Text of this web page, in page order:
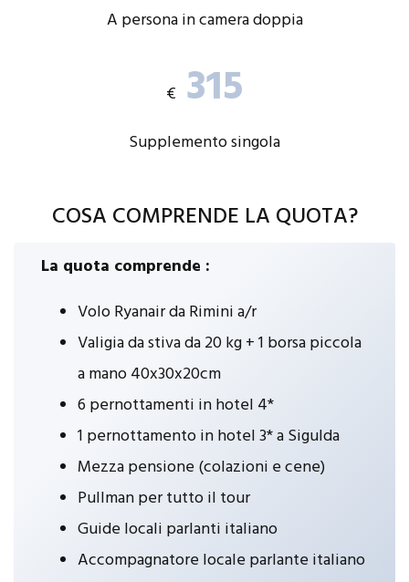
A persona in camera doppia
€ 315
Supplemento singola
COSA COMPRENDE LA QUOTA?
La quota comprende :
Volo Ryanair da Rimini a/r
Valigia da stiva da 20 kg + 1 borsa piccola
a mano 40x30x20cm
6 pernottamenti in hotel 4*
1 pernottamento in hotel 3* a Sigulda
Mezza pensione (colazioni e cene)
Pullman per tutto il tour
Guide locali parlanti italiano
Accompagnatore locale parlante italiano